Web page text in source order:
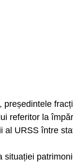
referitor la
al URSS între
situației